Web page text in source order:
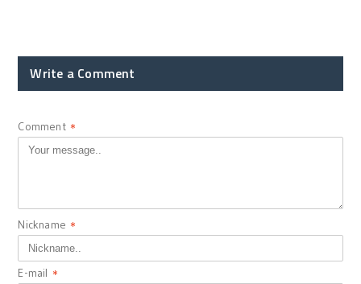
Write a Comment
Comment *
Nickname *
E-mail *